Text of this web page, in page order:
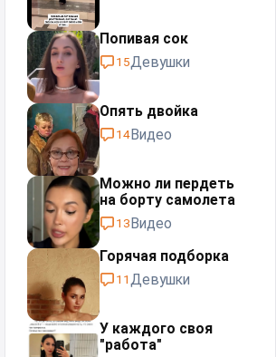
Попивая сок
15Девушки
Опять двойка
14Видео
Можно ли пердеть
на борту самолета
13Видео
Горячая подборка
11Девушки
У каждого своя
"работа"⁠⁠